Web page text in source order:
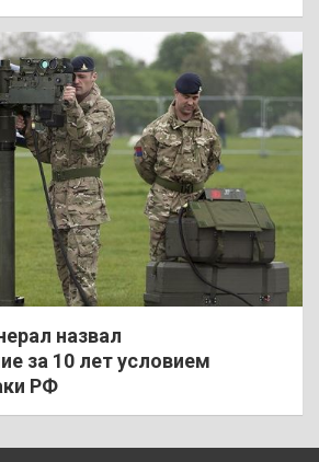
назвал
за 10 лет условием
РФ